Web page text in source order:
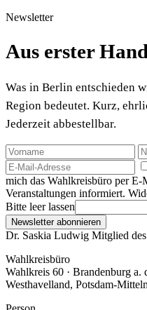
Newsletter
Aus erster
Was in Berlin entschieden
Region bedeutet. Kurz,
Jederzeit abbestellbar.
mich das Wahlkreisbüro per
Veranstaltungen informiert.
Bitte leer lassen
Newsletter abonnieren
Dr. Saskia Ludwig Mitglied
Wahlkreisbüro
Wahlkreis 60 · Brandenburg a.
Westhavelland, Potsdam-